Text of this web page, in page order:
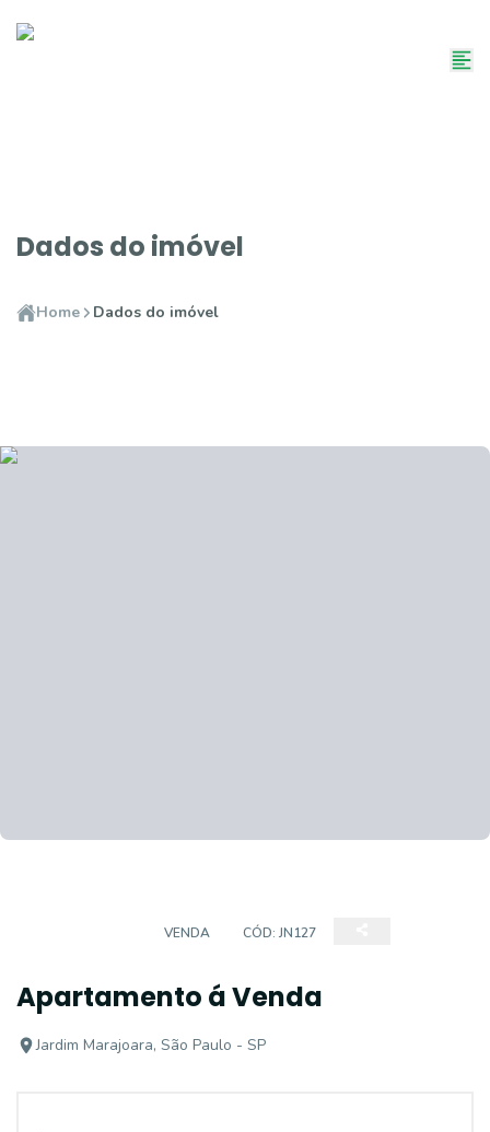
Dados do imóvel
Home Dados do imóvel
VENDA CÓD: JN127
Apartamento á Venda
Jardim Marajoara, São Paulo - SP